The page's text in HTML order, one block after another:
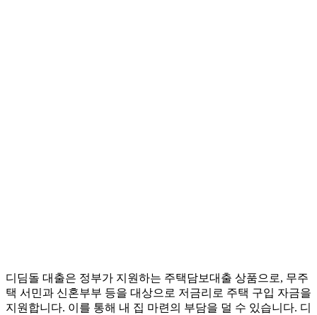
디딤돌 대출은 정부가 지원하는 주택담보대출 상품으로, 무주
택 서민과 신혼부부 등을 대상으로 저금리로 주택 구입 자금을
지원합니다. 이를 통해 내 집 마련의 부담을 덜 수 있습니다. 디